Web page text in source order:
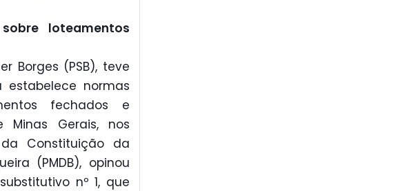
loteamentos
Borges (PSB), teve
estabelece normas
fechados e
Minas Gerais, nos
Constituição da
(PMDB), opinou
nº 1, que